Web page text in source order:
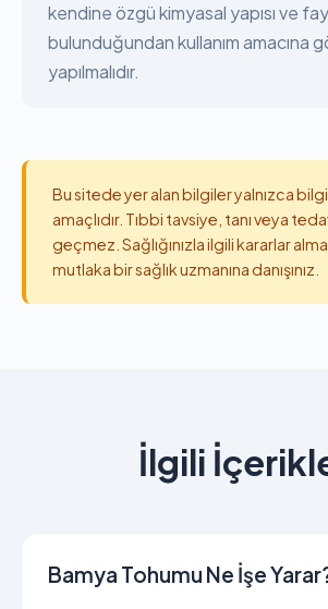
kendine özgü kimyasal yapısı ve
bulunduğundan kullanım amacına
yapılmalıdır.
Bu sitede yer alan bilgiler yalnızca
amaçlıdır. Tıbbi tavsiye, tanı veya
geçmez. Sağlığınızla ilgili kararlar
mutlaka bir sağlık uzmanına danışınız.
İlgili
Bamya Tohumu Ne İşe